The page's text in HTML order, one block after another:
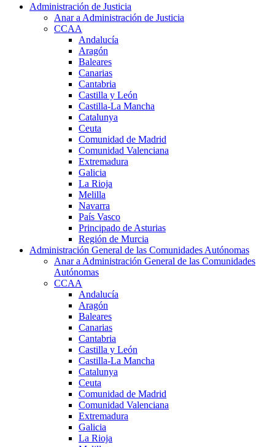
Administración de Justicia
Anar a Administración de Justicia
CCAA
Andalucía
Aragón
Baleares
Canarias
Cantabria
Castilla y León
Castilla-La Mancha
Catalunya
Ceuta
Comunidad de Madrid
Comunidad Valenciana
Extremadura
Galicia
La Rioja
Melilla
Navarra
País Vasco
Principado de Asturias
Región de Murcia
Administración General de las Comunidades Autónomas
Anar a Administración General de las Comunidades
Autónomas
CCAA
Andalucía
Aragón
Baleares
Canarias
Cantabria
Castilla y León
Castilla-La Mancha
Catalunya
Ceuta
Comunidad de Madrid
Comunidad Valenciana
Extremadura
Galicia
La Rioja